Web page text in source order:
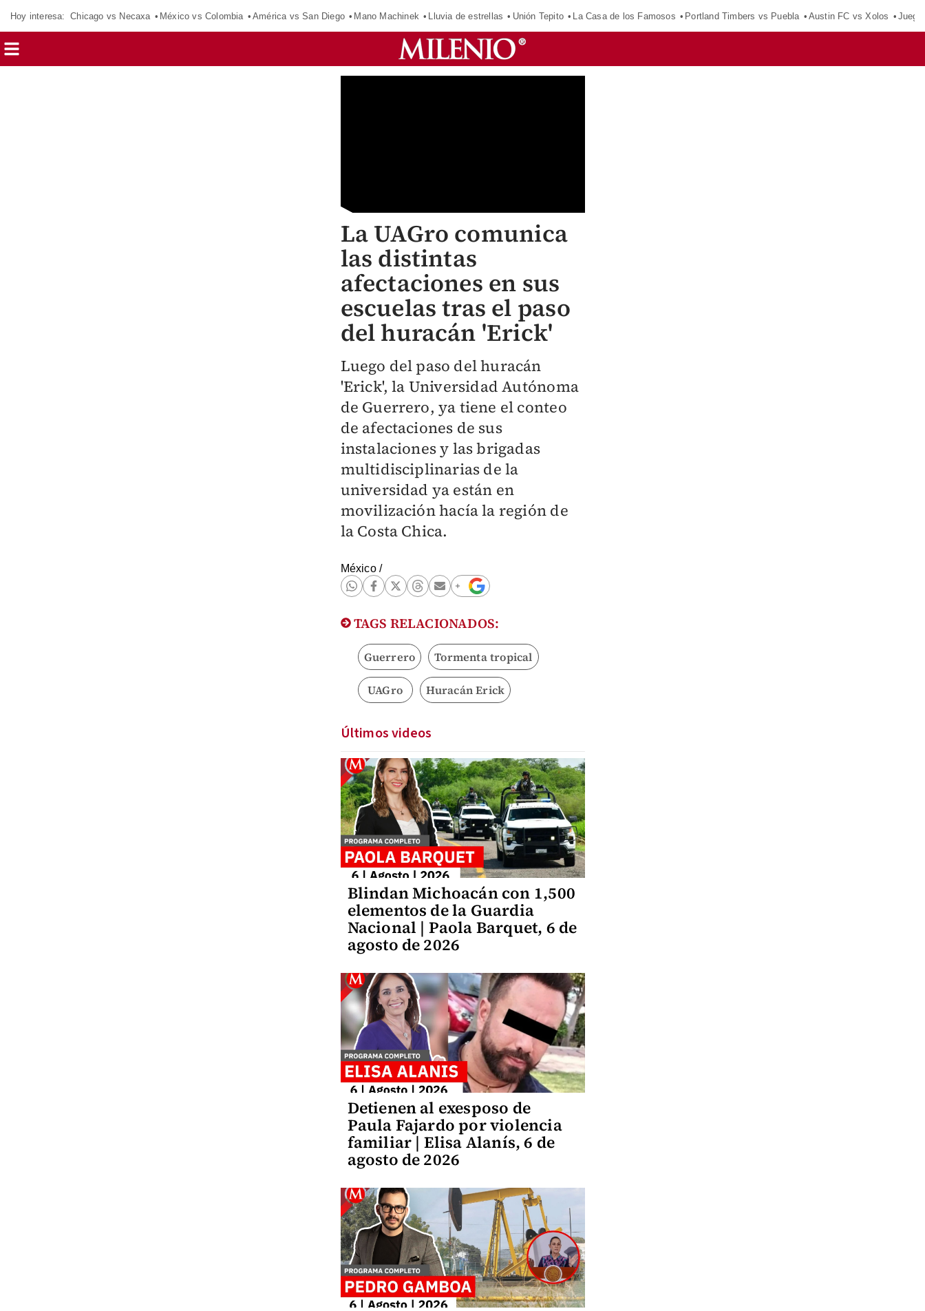
Hoy interesa: Chicago vs Necaxa México vs Colombia América vs San Diego Mano Machinek Lluvia de estrellas Unión Tepito La Casa de los Famosos Portland Timbers vs Puebla Austin FC vs Xolos
La UAGro comunica
las distintas
afectaciones en sus
escuelas tras el paso
del huracán 'Erick'
Luego del paso del huracán
'Erick', la Universidad Autónoma
de Guerrero, ya tiene el conteo
de afectaciones de sus
instalaciones y las brigadas
multidisciplinarias de la
universidad ya están en
movilización hacía la región de
la Costa Chica.
México/
TAGS RELACIONADOS:
Guerrero Tormenta tropical
UAGro Huracán Erick
Últimos videos
Blindan Michoacán con 1,500
elementos de la Guardia
Nacional | Paola Barquet, 6 de
agosto de 2026
Detienen al exesposo de
Paula Fajardo por violencia
familiar | Elisa Alanís, 6 de
agosto de 2026